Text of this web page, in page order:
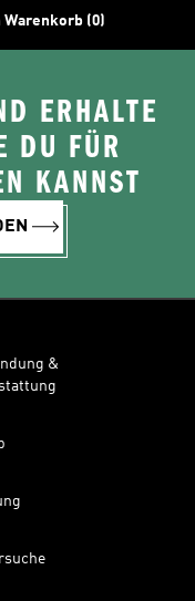
Warenkorb (0)
ERHALTE
DU FÜR
KANNST
&